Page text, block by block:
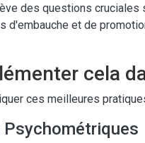
des questions
et de
cela
ces meilleures